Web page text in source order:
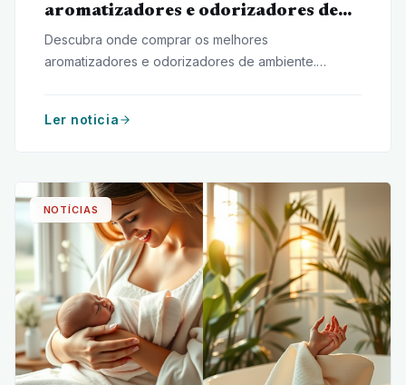
aromatizadores e odorizadores de
ambiente
Descubra onde comprar os melhores
aromatizadores e odorizadores de ambiente.
confiáveis.
Ler noticia
NOTÍCIAS